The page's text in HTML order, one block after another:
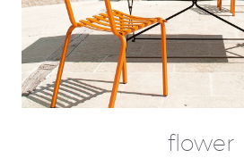
flower